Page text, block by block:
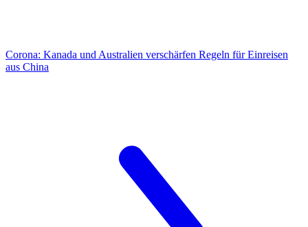
Corona: Kanada und Australien verschärfen Regeln für Einreisen
aus China